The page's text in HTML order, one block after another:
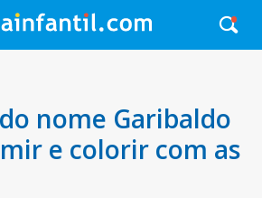
nome Garibaldo
e colorir com as